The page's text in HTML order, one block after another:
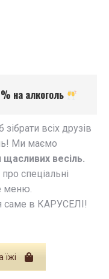
на алкоголь
всіх друзів
Ми маємо
весіль.
спеціальні
меню.
саме в КАРУСЕЛІ!
їжі